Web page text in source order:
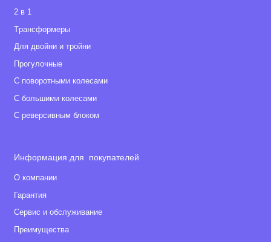
2 в 1
Tрансформеры
Для двойни и тройни
Прогулочные
С поворотными колесами
С большими колесами
С реверсивным блоком
Информация для покупателей
О компании
Гарантия
Сервис и обслуживание
Преимущества